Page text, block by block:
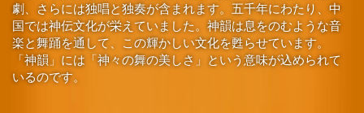
劇、さらには独唱と独奏が含まれます。五千年にわたり、中
国では神伝文化が栄えていました。神韻は息をのむような音
楽と舞踊を通して、この輝かしい文化を甦らせています。
「神韻」には「神々の舞の美しさ」という意味が込められて
いるのです。